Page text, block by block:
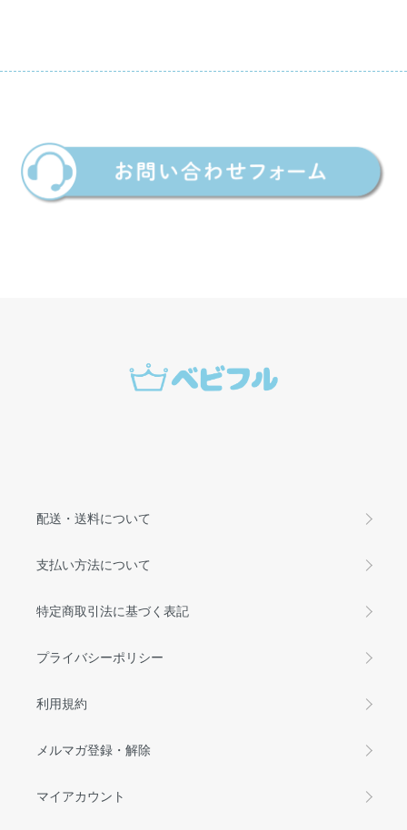
配送・送料について
支払い方法について
特定商取引法に基づく表記
プライバシーポリシー
利用規約
メルマガ登録・解除
マイアカウント